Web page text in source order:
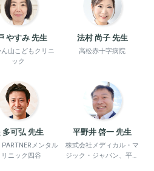
やすみ 先生
ん山こどもクリニ
ック
法村 尚子 先生
高松赤十字病院
多可弘 先生
PARTNERメンタル
リニック四谷
平野井 啓一 先生
株式会社メディカル・マ
ジック・ジャパン、平野